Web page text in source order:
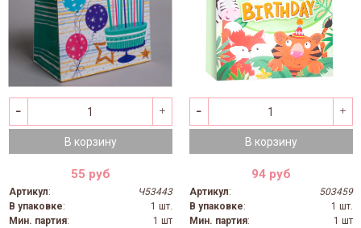
В корзину
55 руб
Артикул:
Ч53443
В упаковке:
1 шт.
Мин. партия:
1 шт
В корзину
94 руб
Артикул:
503459
В упаковке:
1 шт.
Мин. партия:
1 шт